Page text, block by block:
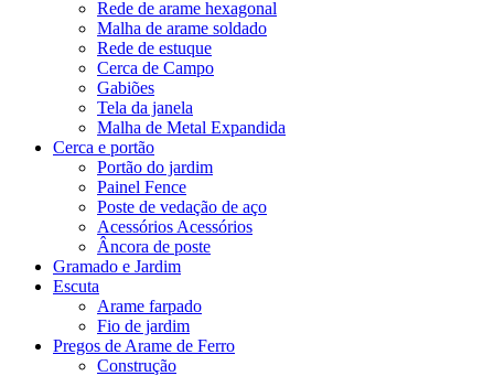
Rede de arame hexagonal
Malha de arame soldado
Rede de estuque
Cerca de Campo
Gabiões
Tela da janela
Malha de Metal Expandida
Cerca e portão
Portão do jardim
Painel Fence
Poste de vedação de aço
Acessórios Acessórios
Âncora de poste
Gramado e Jardim
Escuta
Arame farpado
Fio de jardim
Pregos de Arame de Ferro
Construção